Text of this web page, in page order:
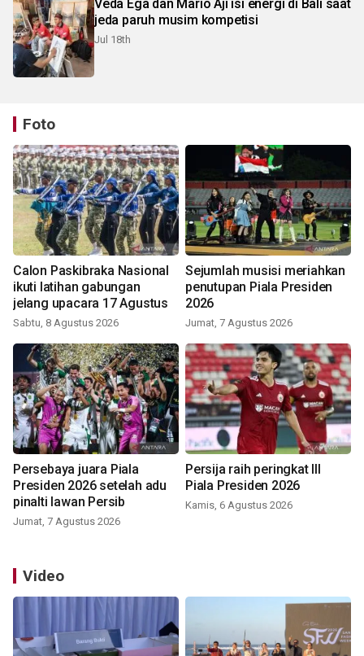
Veda Ega dan Mario Aji isi energi di Bali saat
jeda paruh musim kompetisi
Jul 18th
Foto
Calon Paskibraka Nasional
ikuti latihan gabungan
jelang upacara 17 Agustus
Sabtu, 8 Agustus 2026
Sejumlah musisi meriahkan
penutupan Piala Presiden
2026
Jumat, 7 Agustus 2026
Persebaya juara Piala
Presiden 2026 setelah adu
pinalti lawan Persib
Jumat, 7 Agustus 2026
Persija raih peringkat III
Piala Presiden 2026
Kamis, 6 Agustus 2026
Video